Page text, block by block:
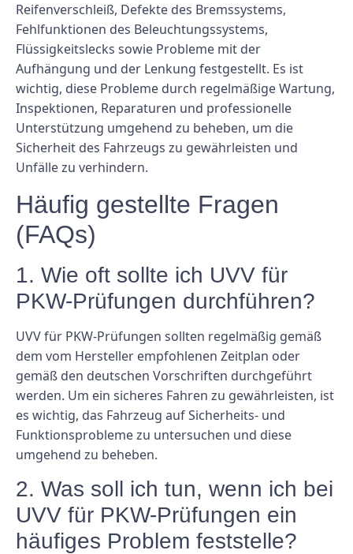
Reifenverschleiß, Defekte des Bremssystems,
Fehlfunktionen des Beleuchtungssystems,
Flüssigkeitslecks sowie Probleme mit der
Aufhängung und der Lenkung festgestellt. Es ist
wichtig, diese Probleme durch regelmäßige Wartung,
Inspektionen, Reparaturen und professionelle
Unterstützung umgehend zu beheben, um die
Sicherheit des Fahrzeugs zu gewährleisten und
Unfälle zu verhindern.
Häufig gestellte Fragen
(FAQs)
1. Wie oft sollte ich UVV für
PKW-Prüfungen durchführen?
UVV für PKW-Prüfungen sollten regelmäßig gemäß
dem vom Hersteller empfohlenen Zeitplan oder
gemäß den deutschen Vorschriften durchgeführt
werden. Um ein sicheres Fahren zu gewährleisten, ist
es wichtig, das Fahrzeug auf Sicherheits- und
Funktionsprobleme zu untersuchen und diese
umgehend zu beheben.
2. Was soll ich tun, wenn ich bei
UVV für PKW-Prüfungen ein
häufiges Problem feststelle?